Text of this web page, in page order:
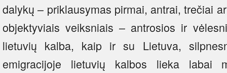
dalykų – priklausymas pirmai, antrai, trečiai
objektyviais veiksniais – antrosios ir
lietuvių kalba, kaip ir su Lietuva,
emigracijoje lietuvių kalbos lieka labai